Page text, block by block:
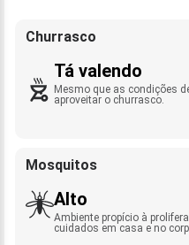
Churrasco
Tá valendo
Mesmo que as condições
aproveitar o churrasco.
Mosquitos
Alto
Ambiente propício à
cuidados em casa e no